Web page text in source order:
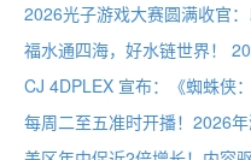
每周二至五准时开播！2026